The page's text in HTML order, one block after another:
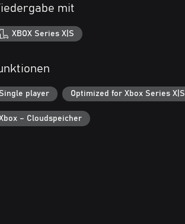
mit
XBOX Series X|S
Single player Optimized for Xbox Series X|S
– Cloudspeicher